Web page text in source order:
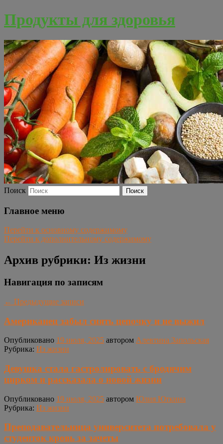
Продукты для здоровья
Поиск
Главное меню
Перейти к основному содержимому
Перейти к дополнительному содержимому
Архив рубрики: Из жизни
Навигация по записям
← Предыдущие записи
Американец забыл снять цепочку и не выжил
Опубликовано 19 июля, 2025 автором Алевтина Запольская
Рубрика: Из жизни
Девушка стала гастролировать с бродячим
цирком и рассказала о новой жизни
Опубликовано 19 июля, 2025 автором Юлия Юткина
Рубрика: Из жизни
Преподавательница университета потребовала у
студенток кровь за зачеты